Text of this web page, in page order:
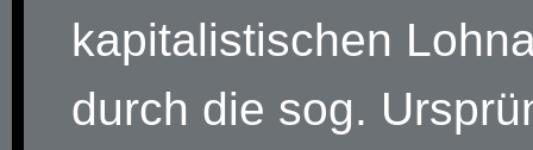
kapitalistischen
durch die sog.